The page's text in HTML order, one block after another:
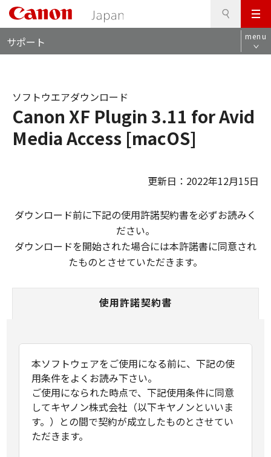
メ
ニ
ュ
サポート menu
Canon XF Plugin 3.11 for Avid
Media Access [macOS]
ソフトウエアダウンロード
更新日：2022年12月15日
ダウンロード前に下記の使用許諾契約書を必ずお読みく
ださい。
ダウンロードを開始された場合には本許諾書に同意され
たものとさせていただきます。
使用許諾契約書
本ソフトウェアをご使用になる前に、下記の使
用条件をよくお読み下さい。
ご使用になられた時点で、下記使用条件に同意
してキヤノン株式会社（以下キヤノンといいま
す。）との間で契約が成立したものとさせてい
ただきます。